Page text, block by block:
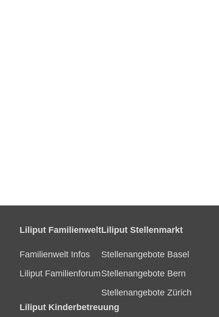
Liliput Familienwelt
Familienwelt Infos
Liliput Familienforum
Liliput Stellenmarkt
Stellenangebote Basel
Stellenangebote Bern
Stellenangebote Zürich
Liliput Kinderbetreuung